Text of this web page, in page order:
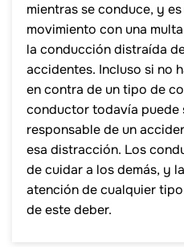
mientras se conduce, y
movimiento con una
la conducción distraída
accidentes. Incluso si no
en contra de un tipo de
conductor todavía puede
responsable de un
esa distracción. Los
de cuidar a los demás, y
atención de cualquier
de este deber.